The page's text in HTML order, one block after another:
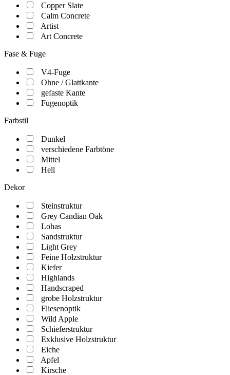
Copper Slate
Calm Concrete
Artist
Art Concrete
Fase & Fuge
V4-Fuge
Ohne / Glattkante
gefaste Kante
Fugenoptik
Farbstil
Dunkel
verschiedene Farbtöne
Mittel
Hell
Dekor
Steinstruktur
Grey Candian Oak
Lohas
Sandstruktur
Light Grey
Feine Holzstruktur
Kiefer
Highlands
Handscraped
grobe Holzstruktur
Fliesenoptik
Wild Apple
Schieferstruktur
Exklusive Holzstruktur
Eiche
Apfel
Kirsche